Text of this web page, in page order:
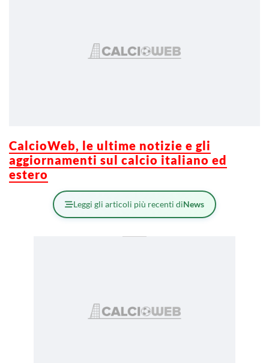
CalcioWeb, le ultime notizie e gli
aggiornamenti sul calcio italiano ed
estero
Leggi gli articoli più recenti diNews